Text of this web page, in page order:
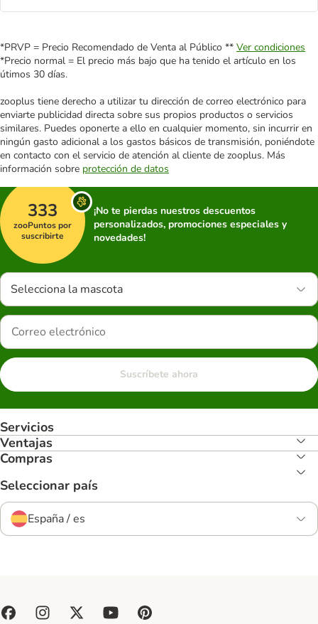
*PRVP = Precio Recomendado de Venta al Público ** Ver condiciones
*Precio normal = El precio más bajo que ha tenido el artículo en los
útimos 30 días.
zooplus tiene derecho a utilizar tu dirección de correo electrónico para
enviarte publicidad directa sobre sus propios productos o servicios
similares. Puedes oponerte a ello en cualquier momento, sin incurrir en
ningún gasto adicional a los gastos básicos de transmisión, poniéndote
en contacto con el servicio de atención al cliente de zooplus. Más
información sobre protección de datos
333
zooPuntos por
suscribirte
¡No te pierdas nuestros descuentos
personalizados, promociones especiales y
novedades!
Selecciona la mascota
Suscríbete ahora
Servicios
Ventajas
Compras
Seleccionar país
España / es